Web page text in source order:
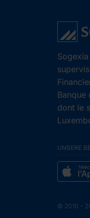
Banque
dont le
UNSERE
© 2010 -